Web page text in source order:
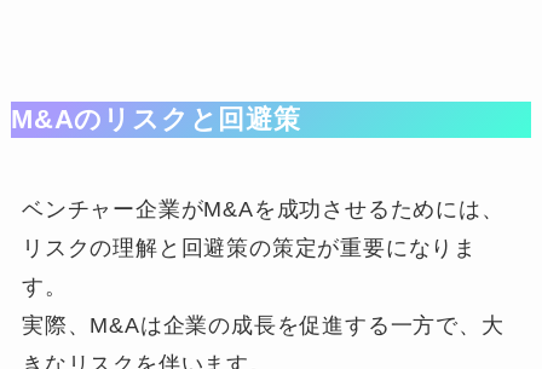
M&Aのリスクと回避策
ベンチャー企業がM&Aを成功させるためには、
リスクの理解と回避策の策定が重要になりま
す。
実際、M&Aは企業の成長を促進する一方で、大
きなリスクを伴います。